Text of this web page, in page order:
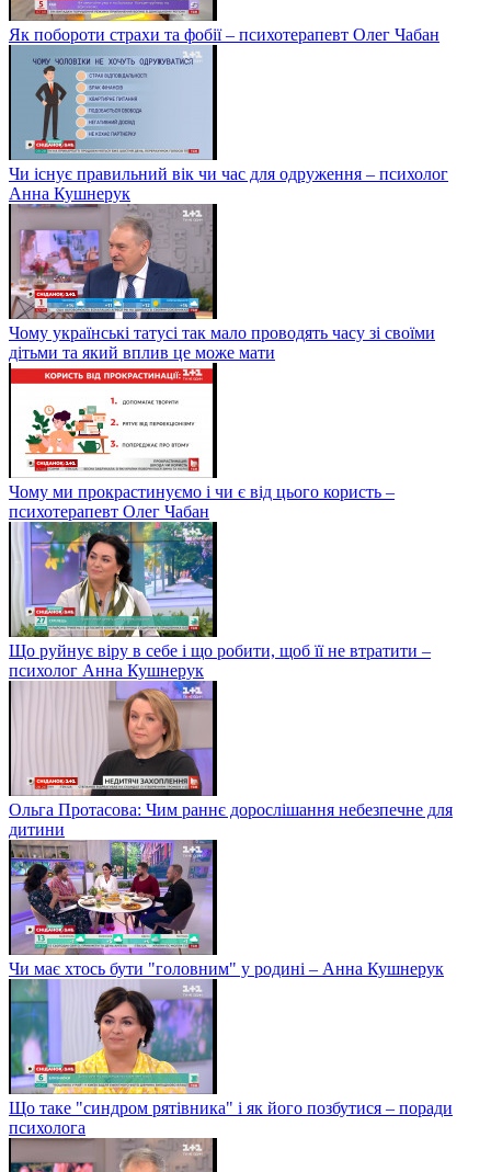
Як побороти страхи та фобії – психотерапевт Олег Чабан
Чи існує правильний вік чи час для одруження – психолог
Анна Кушнерук
Чому українські татусі так мало проводять часу зі своїми
дітьми та який вплив це може мати
Чому ми прокрастинуємо і чи є від цього користь –
психотерапевт Олег Чабан
Що руйнує віру в себе і що робити, щоб її не втратити –
психолог Анна Кушнерук
Ольга Протасова: Чим раннє дорослішання небезпечне для
дитини
Чи має хтось бути "головним" у родині – Анна Кушнерук
Що таке "синдром рятівника" і як його позбутися – поради
психолога